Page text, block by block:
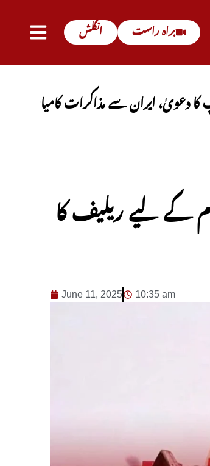
انگلش براہ راست
ایران سے مذاکرات کامیاب ہوں گے،
کے لیے ریلیف کا
June 11, 2025 10:35 am